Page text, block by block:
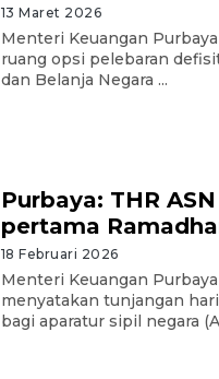
13 Maret 2026
Menteri Keuangan
ruang opsi pelebaran
dan Belanja Negara ...
Purbaya: THR
pertama
18 Februari 2026
Menteri Keuangan
menyatakan tunjangan
bagi aparatur sipil negara